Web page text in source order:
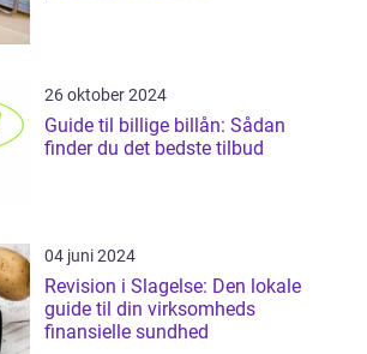
26 oktober 2024
Guide til billige billån: Sådan
finder du det bedste tilbud
04 juni 2024
Revision i Slagelse: Den lokale
guide til din virksomheds
finansielle sundhed